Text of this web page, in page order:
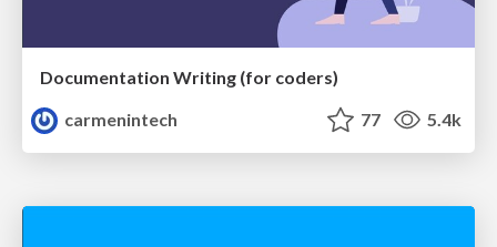
Documentation Writing (for coders)
carmenintech
77 5.4k